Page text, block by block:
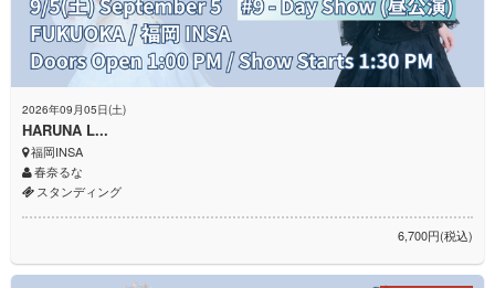
2026年09月05日(土)
HARUNA L...
福岡INSA
春奈るな
スタンディング
6,700円(税込)